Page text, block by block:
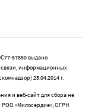
57850 выдано
информационных
25.04.2014 г.
и веб-сайт для сбора не
РОО «Милосердие», ОГРН